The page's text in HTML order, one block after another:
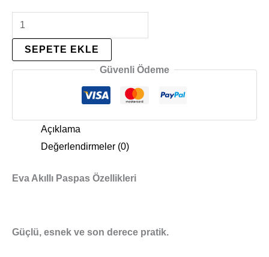
SEPETE EKLE
Güvenli Ödeme
Açıklama
Değerlendirmeler (0)
Eva Akıllı Paspas Özellikleri
Güçlü, esnek ve son derece pratik.